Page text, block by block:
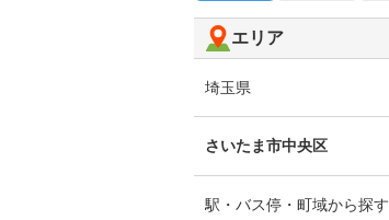
エリア
埼玉県
さいたま市中央区
駅・バス停・町域から探す